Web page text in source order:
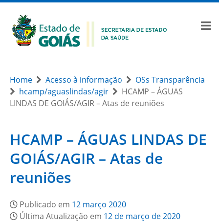
Home Acesso à informação
OSs Transparência
hcamp/aguaslindas/agir
HCAMP – ÁGUAS
LINDAS DE GOIÁS/AGIR – Atas de reuniões
HCAMP – ÁGUAS LINDAS DE
GOIÁS/AGIR – Atas de
reuniões
Publicado em 12 março 2020
Última Atualização em 12 de março de 2020